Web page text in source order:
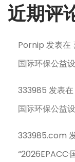
近期评
Pornip 发表在
国际环保公益
333985 发表在
国际环保公益
333985.com
“2026EPACC·